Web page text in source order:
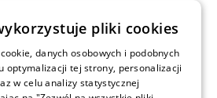
już terazpliki cookies
danych osobowych i podobnych
optymalizacji tej strony, personalizacji
w celu analizy statystycznej